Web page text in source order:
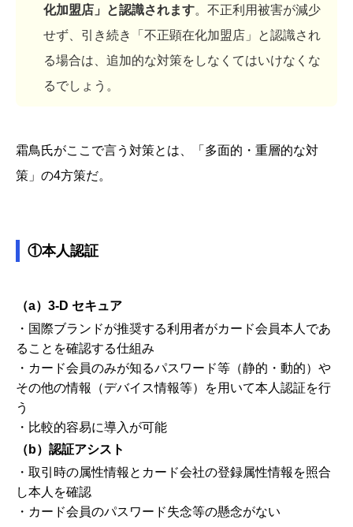
化加盟店」と認識されます。不正利用被害が減少
せず、引き続き「不正顕在化加盟店」と認識され
る場合は、追加的な対策をしなくてはいけなくな
るでしょう。
霜鳥氏がここで言う対策とは、「多面的・重層的な対
策」の4方策だ。
①本人認証
（a）3-D セキュア
・国際ブランドが推奨する利用者がカード会員本人であ
ることを確認する仕組み
・カード会員のみが知るパスワード等（静的・動的）や
その他の情報（デバイス情報等）を用いて本人認証を行
う
・比較的容易に導入が可能
（b）認証アシスト
・取引時の属性情報とカード会社の登録属性情報を照合
し本人を確認
・カード会員のパスワード失念等の懸念がない